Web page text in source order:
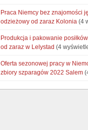
Praca Niemcy bez znajomości
odzieżowy od zaraz Kolonia (4
Produkcja i pakowanie
od zaraz w Lelystad (4
Oferta sezonowej pracy w
zbiory szparagów 2022 Salem